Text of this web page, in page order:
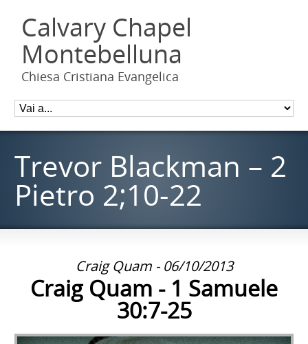
Calvary Chapel
Montebelluna
Chiesa Cristiana Evangelica
Trevor Blackman – 2
Pietro 2;10-22
Craig Quam - 06/10/2013
Craig Quam - 1 Samuele
30:7-25